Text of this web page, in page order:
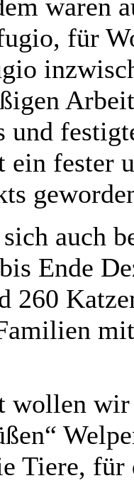
waren
für
und
fester
auch
Ende
260
wollen wir
Tiere,